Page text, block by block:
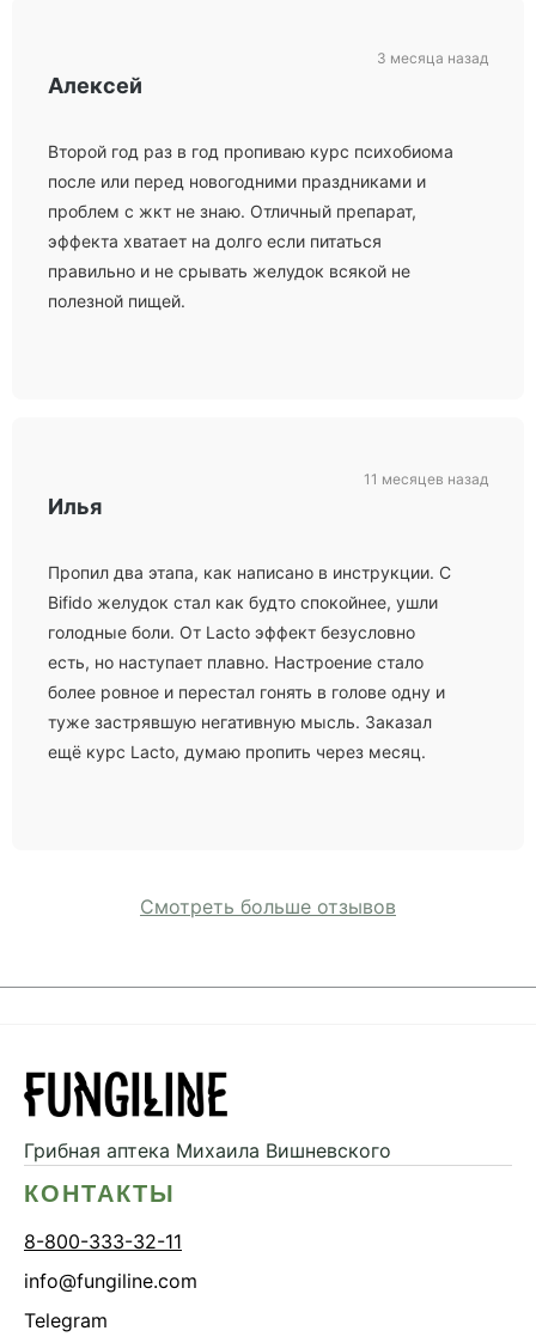
Алексей
Второй год раз в год пропиваю курс психобиома
после или перед новогодними праздниками и
проблем с жкт не знаю. Отличный препарат,
эффекта хватает на долго если питаться
правильно и не срывать желудок всякой не
полезной пищей.
3 месяца назад
Илья
Пропил два этапа, как написано в инструкции. С
Bifido желудок стал как будто спокойнее, ушли
голодные боли. От Lacto эффект безусловно
есть, но наступает плавно. Настроение стало
более ровное и перестал гонять в голове одну и
туже застрявшую негативную мысль. Заказал
ещё курс Lacto, думаю пропить через месяц.
11 месяцев назад
Смотреть больше отзывов
Грибная аптека Михаила Вишневского
КОНТАКТЫ
8-800-333-32-11
info@fungiline.com
Telegram